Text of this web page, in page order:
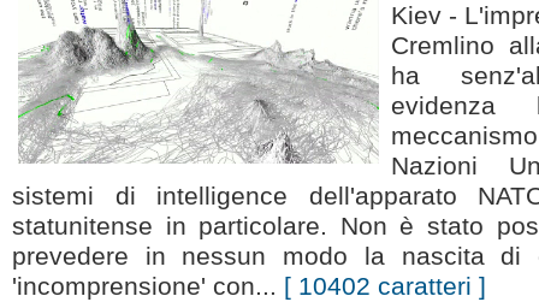
Kiev -
Cremlino
ha
Nazioni
sistemi di intelligence dell'apparato
statunitense in particolare. Non è stato
prevedere in nessun modo la nascita di
'incomprensione' con... [ 10402 caratteri ]